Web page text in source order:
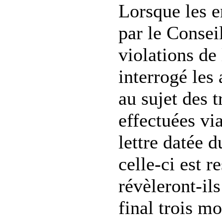
Lorsque les
par le
violations de
interrogé les
au sujet des
effectuées
lettre datée
celle-ci est
révèleront-
final trois